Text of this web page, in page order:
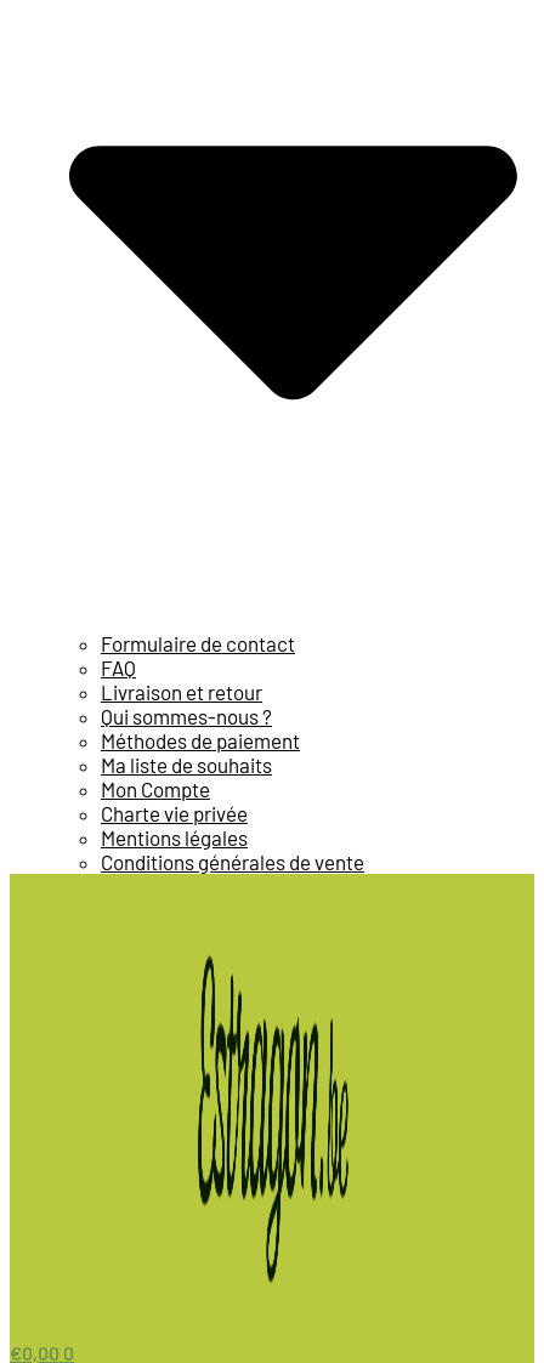
Formulaire de contact
FAQ
Livraison et retour
Qui sommes-nous ?
Méthodes de paiement
Ma liste de souhaits
Mon Compte
Charte vie privée
Mentions légales
Conditions générales de vente
€0,00 0